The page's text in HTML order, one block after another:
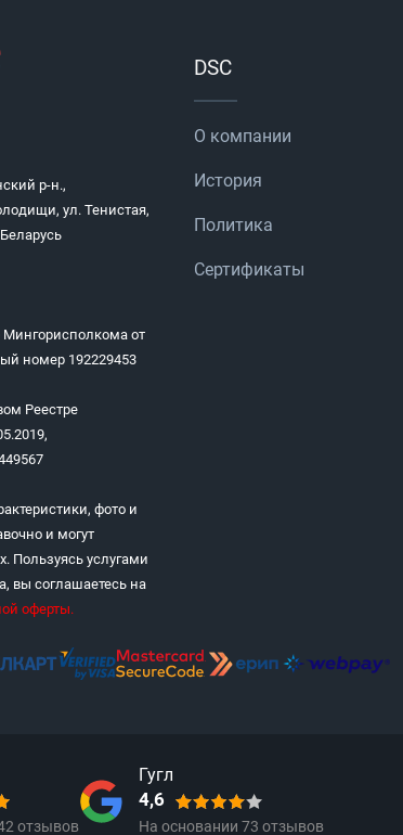
р-н.,
ул. Тенистая,
Мингорисполкома от
номер 192229453
Реестре
фото и
и могут
Пользуясь услугами
вы соглашаетесь на
оферты.
DSC
О компании
История
Политика
Сертификаты
отзывов
Гугл
4,6
На основании 73 отзывов